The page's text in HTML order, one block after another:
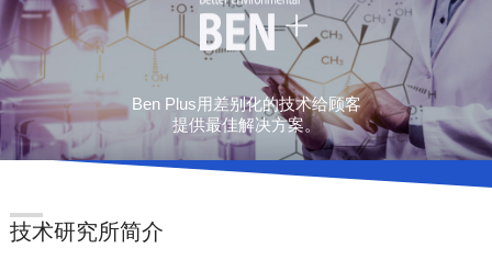
Ben Plus用差别化的技术给顾客
提供最佳解决方案。
技术研究所简介